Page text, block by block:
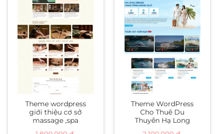
Theme wordpress
giới thiệu cơ sở
massage ,spa
Theme WordPress
Cho Thuê Du
Thuyền Hạ Long